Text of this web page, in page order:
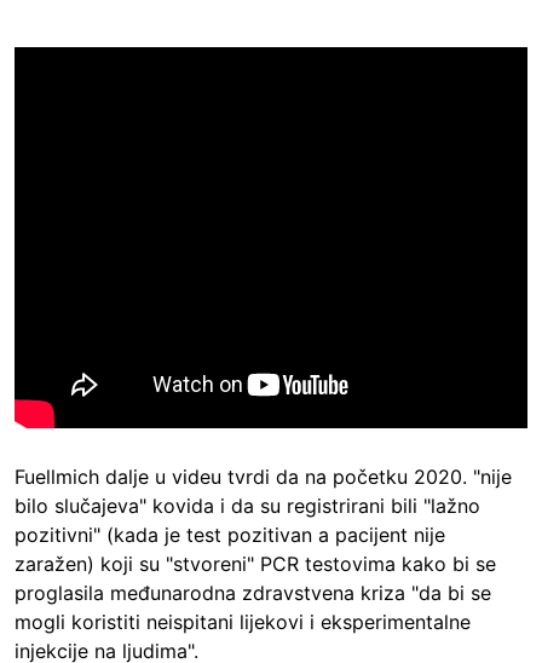
Fuellmich dalje u videu tvrdi da na početku 2020. "nije
bilo slučajeva" kovida i da su registrirani bili "lažno
pozitivni" (kada je test pozitivan a pacijent nije
zaražen) koji su "stvoreni" PCR testovima kako bi se
proglasila međunarodna zdravstvena kriza "da bi se
mogli koristiti neispitani lijekovi i eksperimentalne
injekcije na ljudima".